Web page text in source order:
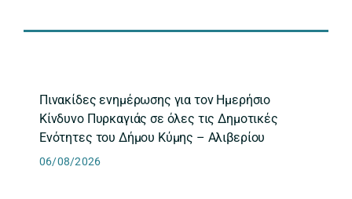
Πινακίδες ενημέρωσης για τον Ημερήσιο
Κίνδυνο Πυρκαγιάς σε όλες τις Δημοτικές
Ενότητες του Δήμου Κύμης – Αλιβερίου
06/08/2026